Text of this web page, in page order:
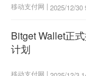
移动支付网 | 2025/12/30
Bitget Wallet正
计划
移动支付网 |